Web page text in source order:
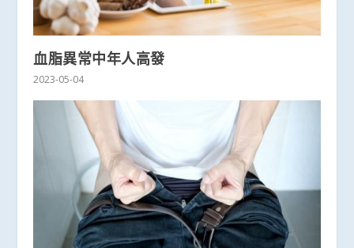
血脂異常中年人高發
2023-05-04